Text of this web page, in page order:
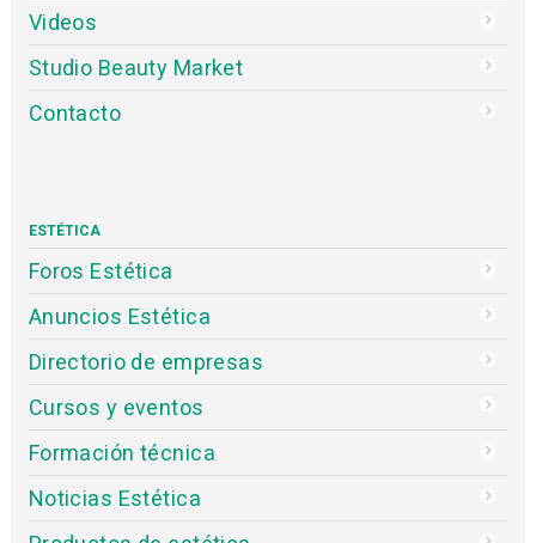
Videos
Studio Beauty Market
Contacto
ESTÉTICA
Foros Estética
Anuncios Estética
Directorio de empresas
Cursos y eventos
Formación técnica
Noticias Estética